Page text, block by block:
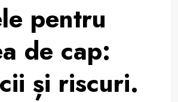
pentru
de cap:
și riscuri.